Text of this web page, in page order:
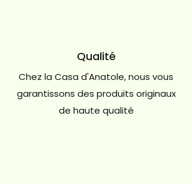
Qualité
Chez la Casa d'Anatole, nous vous
garantissons des produits originaux
de haute qualité